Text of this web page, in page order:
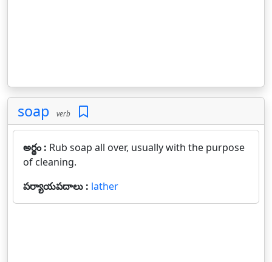
soap verb
అర్థం : Rub soap all over, usually with the purpose
of cleaning.
పర్యాయపదాలు : lather